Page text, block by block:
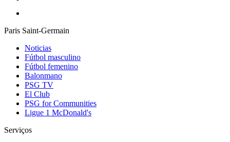
Paris Saint-Germain
Noticias
Fútbol masculino
Fútbol femenino
Balonmano
PSG TV
El Club
PSG for Communities
Ligue 1 McDonald's
Serviços